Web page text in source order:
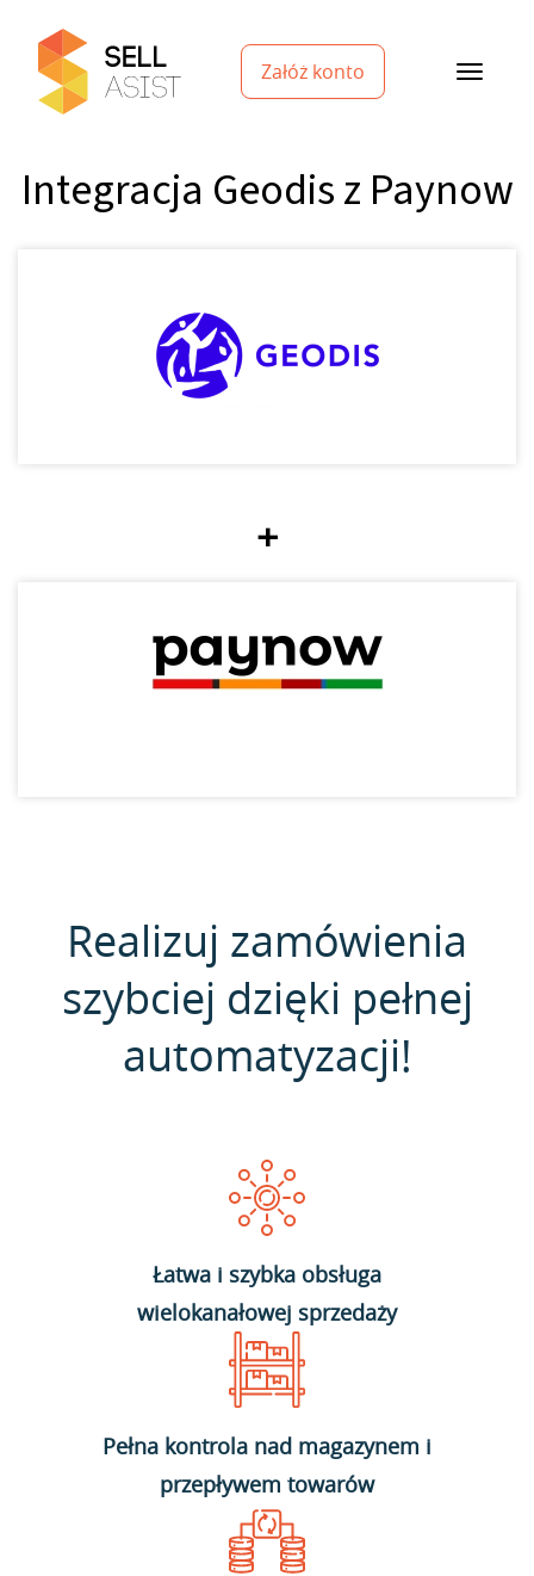
Załóż konto
Integracja Geodis z Paynow
+
Realizuj zamówienia
szybciej dzięki pełnej
automatyzacji!
Łatwa i szybka obsługa
wielokanałowej sprzedaży
Pełna kontrola nad magazynem i
przepływem towarów